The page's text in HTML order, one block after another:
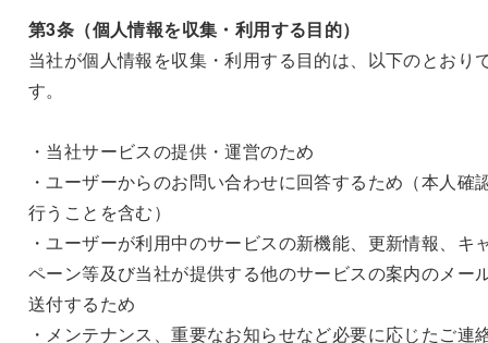
第3条（個人情報を収集・利用する目的）
当社が個人情報を収集・利用する目的は、以下のとおり
す。
・当社サービスの提供・運営のため
・ユーザーからのお問い合わせに回答するため（本人確
行うことを含む）
・ユーザーが利用中のサービスの新機能、更新情報、キ
ペーン等及び当社が提供する他のサービスの案内のメー
送付するため
・メンテナンス、重要なお知らせなど必要に応じたご連